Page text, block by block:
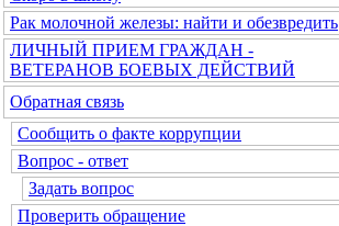
Рак молочной железы: найти и обезвредить
ЛИЧНЫЙ ПРИЕМ ГРАЖДАН -
ВЕТЕРАНОВ БОЕВЫХ ДЕЙСТВИЙ
Обратная связь
Сообщить о факте коррупции
Вопрос - ответ
Задать вопрос
Проверить обращение